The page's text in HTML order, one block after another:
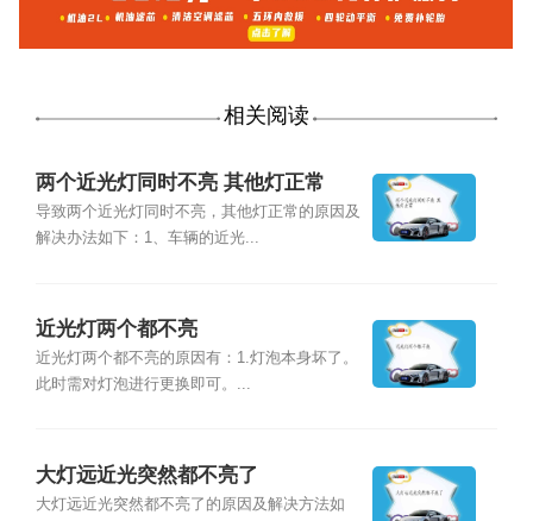
相关阅读
两个近光灯同时不亮 其他灯正常
导致两个近光灯同时不亮，其他灯正常的原因及
解决办法如下：1、车辆的近光...
近光灯两个都不亮
近光灯两个都不亮的原因有：1.灯泡本身坏了。
此时需对灯泡进行更换即可。...
大灯远近光突然都不亮了
大灯远近光突然都不亮了的原因及解决方法如